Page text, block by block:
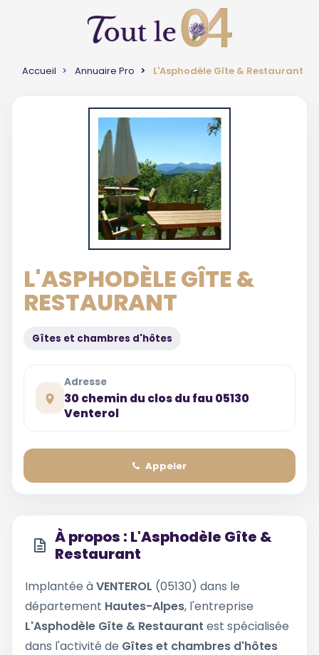
Accueil Annuaire Pro L'Asphodèle Gîte & Restaurant
L'ASPHODÈLE GÎTE &
RESTAURANT
Gîtes et chambres d'hôtes
Adresse
30 chemin du clos du fau 05130
Venterol
Appeler
À propos : L'Asphodèle Gîte &
Restaurant
Implantée àVENTEROL (05130) dans le
département Hautes-Alpes, l'entreprise
L'Asphodèle Gîte & Restaurant est spécialisée
dans l'activité de Gîtes et chambres d'hôtes